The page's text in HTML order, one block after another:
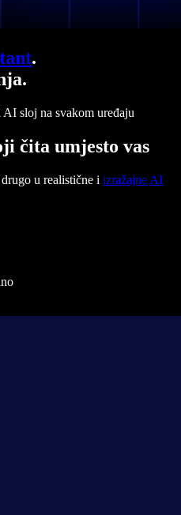
.
sloj na svakom uređaju
čita umjesto vas
u realistične i izražajne AI